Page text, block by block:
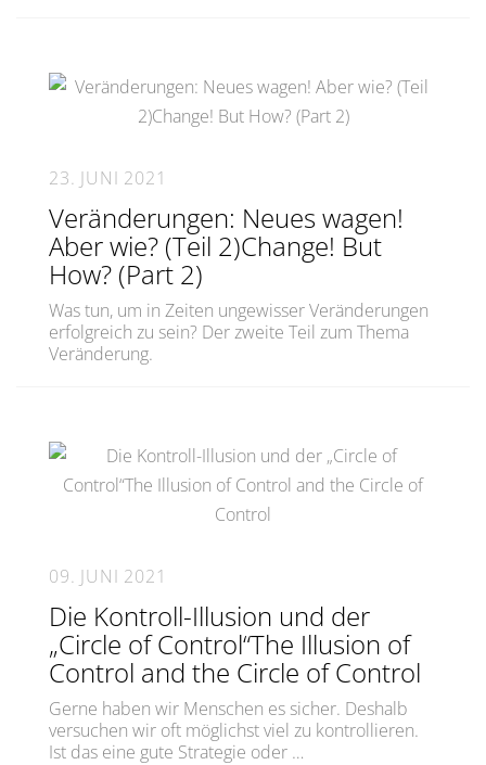
23. JUNI 2021
Veränderungen: Neues wagen!
Aber wie? (Teil 2)Change! But
How? (Part 2)
Was tun, um in Zeiten ungewisser Veränderungen
erfolgreich zu sein? Der zweite Teil zum Thema
Veränderung.
09. JUNI 2021
Die Kontroll-Illusion und der
„Circle of Control“The Illusion of
Control and the Circle of Control
Gerne haben wir Menschen es sicher. Deshalb
versuchen wir oft möglichst viel zu kontrollieren.
Ist das eine gute Strategie oder …